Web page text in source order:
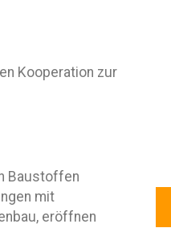
Kooperation zur
Baustoffen
mit
eröffnen